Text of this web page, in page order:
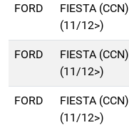
FORD
FIESTA (CCN)
(11/12>)
FORD
FIESTA (CCN)
(11/12>)
FORD
FIESTA (CCN)
(11/12>)